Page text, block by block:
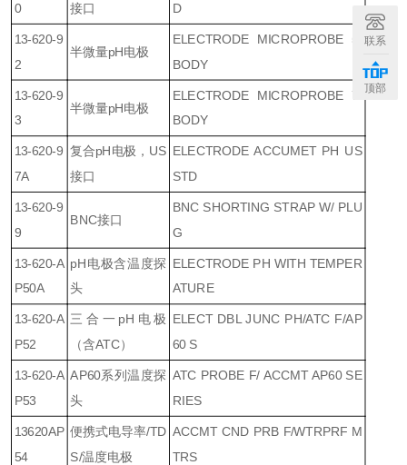
0 接口 D
13-620-9
2
半微量pH电极
ELECTRODE MICROPROBE 5"
BODY
13-620-9
3
半微量pH电极
ELECTRODE MICROPROBE 7"
BODY
13-620-9
7A
复合pH电极，US
接口
ELECTRODE ACCUMET PH US
STD
13-620-9
9
BNC接口
BNC SHORTING STRAP W/ PLU
G
13-620-A
P50A
pH电极含温度探
头
ELECTRODE PH WITH TEMPER
ATURE
13-620-A
P52
三合一pH电极
（含ATC）
ELECT DBL JUNC PH/ATC F/AP
60 S
13-620-A
P53
AP60系列温度探
头
ATC PROBE F/ ACCMT AP60 SE
RIES
13620AP
54
便携式电导率/TD
S/温度电极
ACCMT CND PRB F/WTRPRF M
TRS
联系
顶部